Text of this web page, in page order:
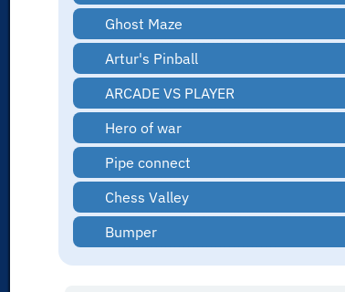
Ghost Maze
Artur's Pinball
ARCADE VS PLAYER
Hero of war
Pipe connect
Chess Valley
Bumper